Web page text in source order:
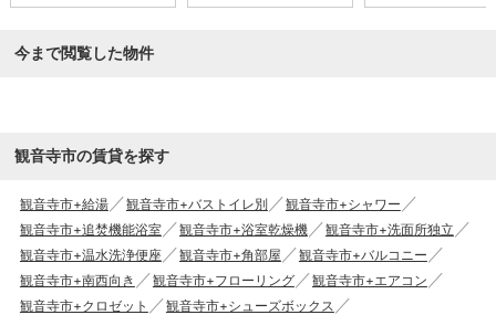
今まで閲覧した物件
観音寺市の賃貸を探す
観音寺市+給湯 観音寺市+バストイレ別
観音寺市+シャワー
観音寺市+追焚機能浴室
観音寺市+浴室乾燥機
観音寺市+洗面所独立
観音寺市+温水洗浄便座
観音寺市+角部屋
観音寺市+バルコニー
観音寺市+南西向き
観音寺市+フローリング
観音寺市+エアコン
観音寺市+クロゼット
観音寺市+シューズボックス